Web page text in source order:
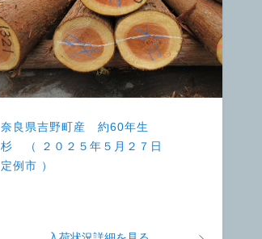
奈良県吉野町産 約60年生
杉 （ ２０２５年５月２７日
定例市 ）